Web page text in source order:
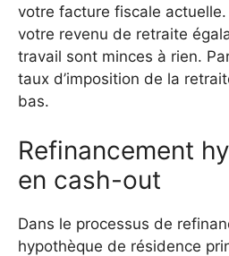
votre facture fiscale
votre revenu de retraite
travail sont minces à rien.
taux d’imposition de la
bas.
Refinancement
en cash-out
Dans le processus de
hypothèque de résidence